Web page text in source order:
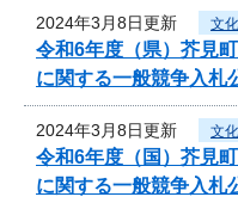
2024年3月8日更新 文
令和6年度（県）芥見
に関する一般競争入札
2024年3月8日更新 文
令和6年度（国）芥見
に関する一般競争入札